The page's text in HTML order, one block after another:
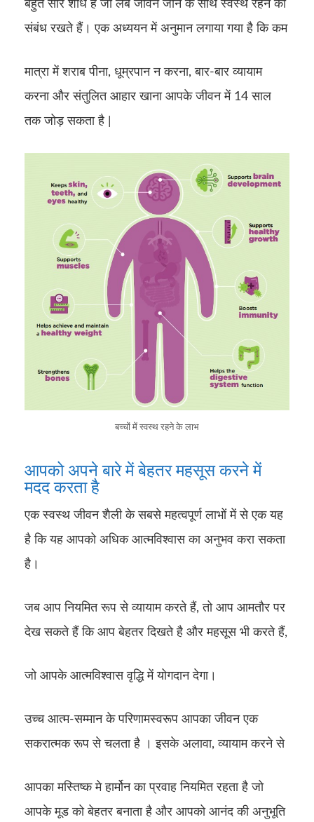
बहुत सारे शोध हैं जो लंबे जीवन जीने के साथ स्वस्थ रहने का
संबंध रखते हैं। एक अध्ययन में अनुमान लगाया गया है कि कम
मात्रा में शराब पीना, धूम्रपान न करना, बार-बार व्यायाम
करना और संतुलित आहार खाना आपके जीवन में 14 साल
तक जोड़ सकता है |
बच्चों में स्वस्थ रहने के लाभ
आपको अपने बारे में बेहतर महसूस करने में
मदद करता है
एक स्वस्थ जीवन शैली के सबसे महत्वपूर्ण लाभों में से एक यह
है कि यह आपको अधिक आत्मविश्वास का अनुभव करा सकता
है।
जब आप नियमित रूप से व्यायाम करते हैं, तो आप आमतौर पर
देख सकते हैं कि आप बेहतर दिखते है और महसूस भी करते हैं,
जो आपके आत्मविश्वास वृद्धि में योगदान देगा।
उच्च आत्म-सम्मान के परिणामस्वरूप आपका जीवन एक
सकरात्मक रूप से चलता है । इसके अलावा, व्यायाम करने से
आपका मस्तिष्क मे हार्मोन का प्रवाह नियमित रहता है जो
आपके मूड को बेहतर बनाता है और आपको आनंद की अनुभूति